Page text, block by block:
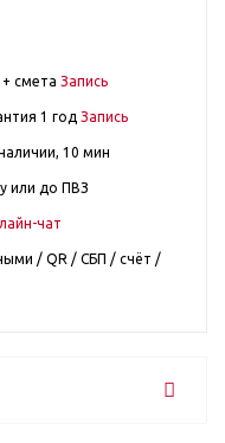
смета Запись
1 год Запись
10 мин
или до ПВЗ
чат
/ QR / СБП / счёт /